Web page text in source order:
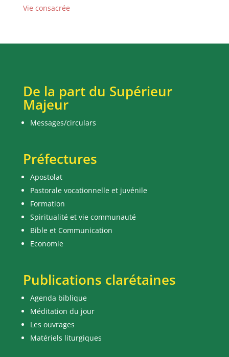
Vie consacrée
De la part du Supérieur
Majeur
Messages/circulars
Préfectures
Apostolat
Pastorale vocationnelle et juvénile
Formation
Spiritualité et vie communauté
Bible et Communication
Economie
Publications clarétaines
Agenda biblique
Méditation du jour
Les ouvrages
Matériels liturgiques